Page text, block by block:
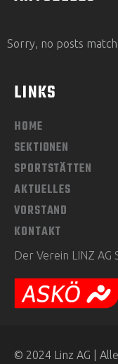
Sorry, no posts
LINKS
HOME
SEKTIONEN
SPORTSTÄTTEN
AKTUELLES
VORSTAND
KONTAKT
Der Verein LINZ
© 2024 Linz AG |